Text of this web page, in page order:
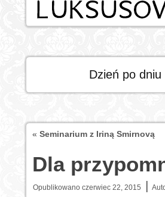
Dzień po dniu
« Seminarium z Iriną Smirnovą
Dla
Opublikowano czerwiec 22, 2015 |